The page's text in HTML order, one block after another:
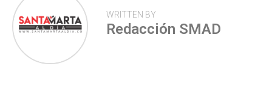
WRITTEN BY
Redacción SMAD